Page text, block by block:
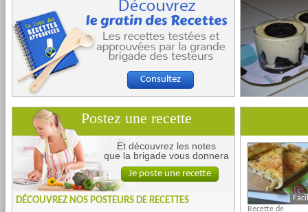
Consultez
Postez une recette
Et découvrez les notes
que la brigade vous donnera
Je poste une recette
DÉCOUVREZ NOS POSTEURS DE RECETTES
Recette de